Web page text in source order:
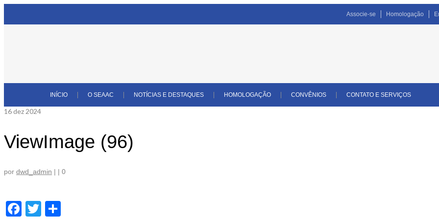
Associe-se Homologação
INÍCIO O SEAAC NOTÍCIAS E DESTAQUES HOMOLOGAÇÃO CONVÊNIOS CONTATO E SERVIÇOS
16dez 2024
ViewImage (96)
por dwd_admin | | 0
Facebook
Twitter